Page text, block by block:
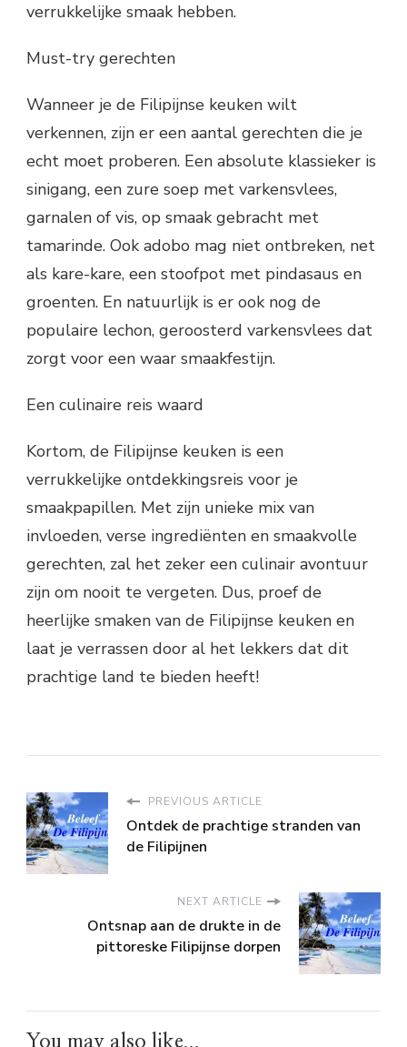
verrukkelijke smaak hebben.
Must-try gerechten
Wanneer je de Filipijnse keuken wilt
verkennen, zijn er een aantal gerechten die je
echt moet proberen. Een absolute klassieker is
sinigang, een zure soep met varkensvlees,
garnalen of vis, op smaak gebracht met
tamarinde. Ook adobo mag niet ontbreken, net
als kare-kare, een stoofpot met pindasaus en
groenten. En natuurlijk is er ook nog de
populaire lechon, geroosterd varkensvlees dat
zorgt voor een waar smaakfestijn.
Een culinaire reis waard
Kortom, de Filipijnse keuken is een
verrukkelijke ontdekkingsreis voor je
smaakpapillen. Met zijn unieke mix van
invloeden, verse ingrediënten en smaakvolle
gerechten, zal het zeker een culinair avontuur
zijn om nooit te vergeten. Dus, proef de
heerlijke smaken van de Filipijnse keuken en
laat je verrassen door al het lekkers dat dit
prachtige land te bieden heeft!
PREVIOUS ARTICLE
Ontdek de prachtige stranden van
de Filipijnen
NEXT ARTICLE
Ontsnap aan de drukte in de
pittoreske Filipijnse dorpen
You may also like...